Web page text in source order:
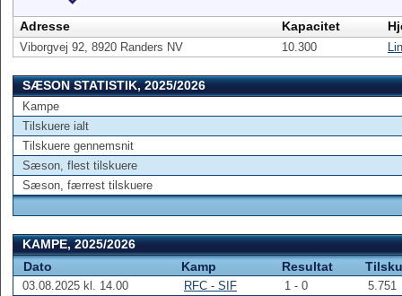
Adresse Kapacitet
Viborgvej 92, 8920 Randers NV 10.300
SÆSON STATISTIK, 2025/2026
Kampe
Tilskuere ialt
Tilskuere gennemsnit
Sæson, flest tilskuere
Sæson, færrest tilskuere
KAMPE, 2025/2026
Dato
Kamp Resultat
03.08.2025 kl. 14.00 RFC - SIF 1 - 0
5.751